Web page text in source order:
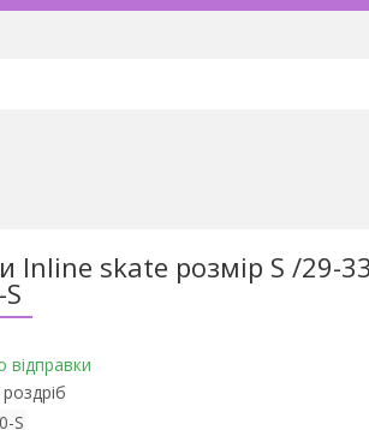
Inline skate розмір S /29-
відправки
S